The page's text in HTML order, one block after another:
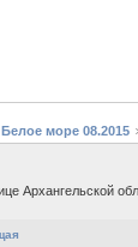
море 08.2015
Архангельской